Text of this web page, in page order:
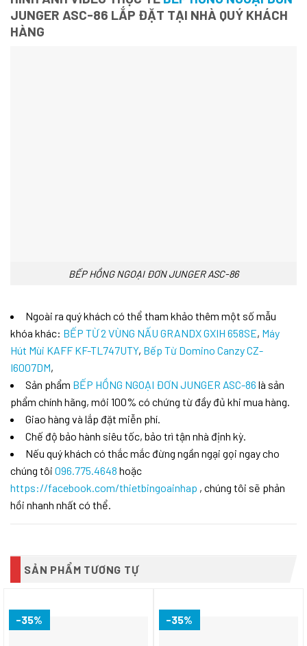
JUNGER ASC-86 LẮP ĐẶT TẠI NHÀ QUÝ KHÁCH
HÀNG
BẾP HỒNG NGOẠI ĐƠN JUNGER ASC-86
Ngoài ra quý khách có thể tham khảo thêm một số mẫu
khóa khác: BẾP TỪ 2 VÙNG NẤU GRANDX GXIH 658SE, Máy
Hút Mùi KAFF KF-TL747UTY, Bếp Từ Domino Canzy CZ-
I6007DM,
Sản phẩm BẾP HỒNG NGOẠI ĐƠN JUNGER ASC-86 là sản
phẩm chính hãng, mới 100% có chứng từ đầy đủ khi mua hàng.
Giao hàng và lắp đặt miễn phí.
Chế độ bảo hành siêu tốc, bảo trì tận nhà định kỳ.
Nếu quý khách có thắc mắc đừng ngần ngại gọi ngay cho
chúng tôi 096.775.4648 hoặc
https://facebook.com/thietbingoainhap , chúng tôi sẽ phản
hồi nhanh nhất có thể.
SẢN PHẨM TƯƠNG TỰ
-35% -35%